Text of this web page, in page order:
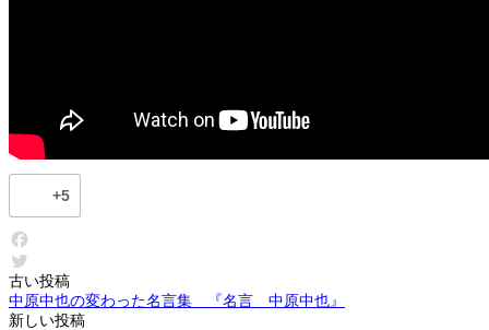
+5
投
稿
古い投稿
中原中也の変わった名言集 『名言 中原中也』
新しい投稿